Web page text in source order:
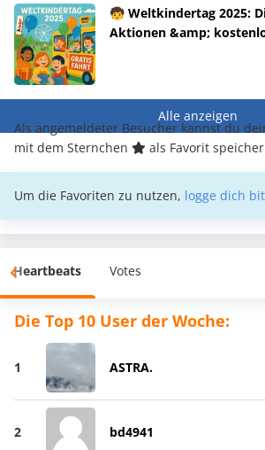
🧒 Weltkindertag 2025:
Aktionen &amp;
Alle anzeigen
Als angemeldeter Besucher kannst du
mit dem Sternchen
als Favorit
Um die Favoriten zu nutzen, logge dich
Heartbeats Votes
Die Top 10 User der Woche:
1 ASTRA.
2 bd4941